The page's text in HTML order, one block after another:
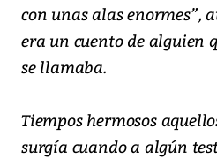
con unas alas enormes”,
era un cuento de alguien
se llamaba.
Tiempos hermosos
surgía cuando a algún